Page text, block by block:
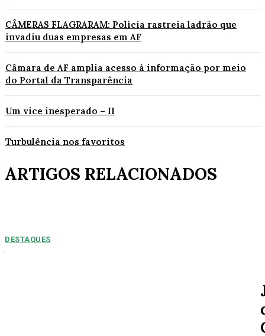
CÂMERAS FLAGRARAM: Polícia rastreia ladrão que
invadiu duas empresas em AF
Câmara de AF amplia acesso à informação por meio
do Portal da Transparência
Um vice inesperado – II
Turbulência nos favoritos
ARTIGOS RELACIONADOS
DESTAQUES